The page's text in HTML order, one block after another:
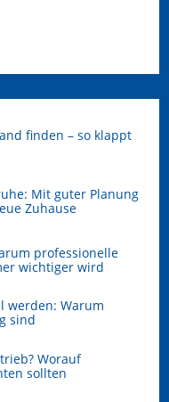
finden – so klappt
Mit guter Planung
Zuhause
professionelle
wichtiger wird
werden: Warum
sind
Worauf
sollten